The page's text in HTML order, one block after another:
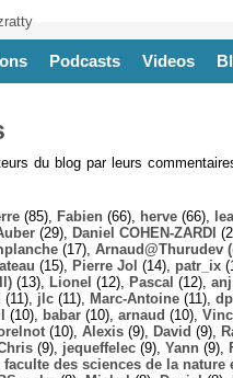
Podcasts Videos
du blog par leurs
(85), Fabien (66), herve (66),
(29), Daniel COHEN-ZARDI
(17), Arnaud@Thurudev
(15), Pierre Jol (14), patr_ix
(13), Lionel (12), Pascal (12), anj
(11), jlc (11), Marc-Antoine (11),
(10), babar (10), arnaud (10),
(10), Alexis (9), David (9),
(9), jequeffelec (9), Yann (9),
faculte des sciences de la nature